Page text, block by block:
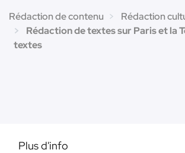
Rédaction de contenu
Rédaction
Rédaction de textes sur Paris et la
textes
Plus d'info